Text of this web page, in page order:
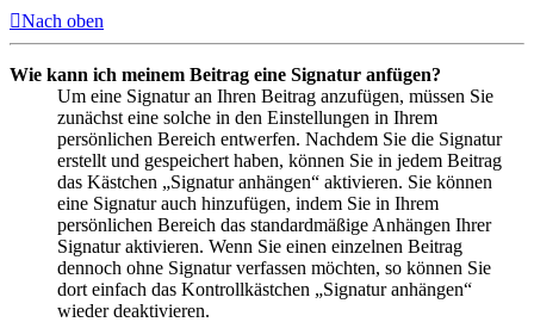
Nach oben
Wie kann ich meinem Beitrag eine Signatur anfügen?
Um eine Signatur an Ihren Beitrag anzufügen, müssen Sie
zunächst eine solche in den Einstellungen in Ihrem
persönlichen Bereich entwerfen. Nachdem Sie die Signatur
erstellt und gespeichert haben, können Sie in jedem Beitrag
das Kästchen „Signatur anhängen“ aktivieren. Sie können
eine Signatur auch hinzufügen, indem Sie in Ihrem
persönlichen Bereich das standardmäßige Anhängen Ihrer
Signatur aktivieren. Wenn Sie einen einzelnen Beitrag
dennoch ohne Signatur verfassen möchten, so können Sie
dort einfach das Kontrollkästchen „Signatur anhängen“
wieder deaktivieren.